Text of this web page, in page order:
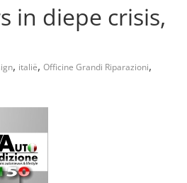
in diepe crisis,
, italië, Officine Grandi Riparazioni,